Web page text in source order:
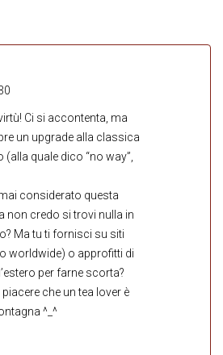
Ci si accontenta, ma
un upgrade alla classica
quale dico “no way”,
considerato questa
non credo si trovi nulla in
Ma tu ti fornisci su siti
worldwide) o approfitti di
per farne scorta?
che un tea lover è
^_^